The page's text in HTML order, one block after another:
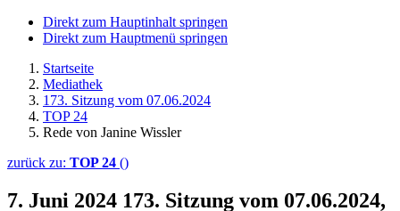
Direkt zum Hauptinhalt springen
Direkt zum Hauptmenü springen
Startseite
Mediathek
173. Sitzung vom 07.06.2024
TOP 24
Rede von Janine Wissler
zurück zu: TOP 24 ()
7. Juni 2024 173. Sitzung vom 07.06.2024,